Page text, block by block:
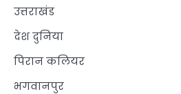
उत्तराखंड
देश दुनिया
पिरान कलियर
भगवानपुर